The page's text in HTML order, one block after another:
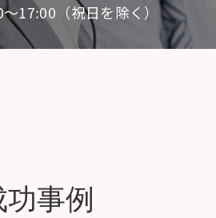
17:00（祝日を除く）
功事例